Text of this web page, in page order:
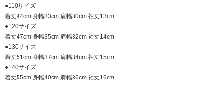
●110サイズ
着丈44cm 身幅33cm 肩幅30cm 袖丈13cm
●120サイズ
着丈47cm 身幅35cm 肩幅32cm 袖丈14cm
●130サイズ
着丈51cm 身幅37cm 肩幅34cm 袖丈15cm
●140サイズ
着丈55cm 身幅40cm 肩幅36cm 袖丈16cm